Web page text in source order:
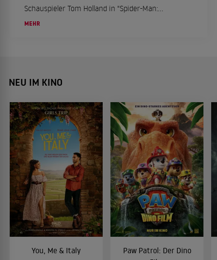
Schauspieler Tom Holland in "Spider-Man:
Homecoming" als Netze-schwingender Superheld
MEHR
NEU IM KINO
You, Me & Italy
Paw Patrol: Der Dino